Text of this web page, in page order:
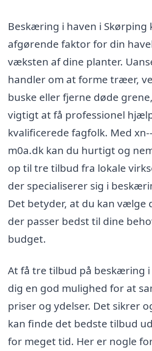
Beskæring i haven i Skørping
afgørende faktor for din
væksten af dine planter.
handler om at forme træer,
buske eller fjerne døde
vigtigt at få professionel
kvalificerede fagfolk. Med
m0a.dk kan du hurtigt og
op til tre tilbud fra lokale
der specialiserer sig i
Det betyder, at du kan vælge
der passer bedst til dine
budget.
At få tre tilbud på beskæring
dig en god mulighed for at
priser og ydelser. Det sikrer
kan finde det bedste tilbud
for meget tid. Her er nogle